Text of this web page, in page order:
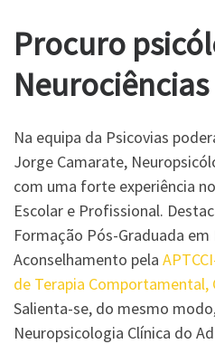
Procuro
Neurociências
Na equipa da Psicovias
Jorge Camarate,
com uma forte experiência
Escolar e Profissional.
Formação Pós-Graduada
Aconselhamento pela
de Terapia
Salienta-se, do mesmo
Neuropsicologia Clínica do